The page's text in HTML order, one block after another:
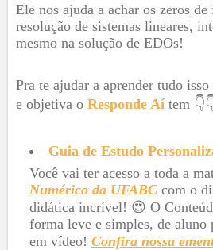
Ele nos ajuda a achar os zeros de
resolução de sistemas lineares,
mesmo na solução de EDOs!
Pra te ajudar a aprender tudo
e objetiva o Responde Aí tem
Guia de Estudo
Você vai ter acesso a toda a
Numérico da UFABC com o
didática incrível! 😍 O
forma leve e simples, de aluno
em vídeo! Confira nossa